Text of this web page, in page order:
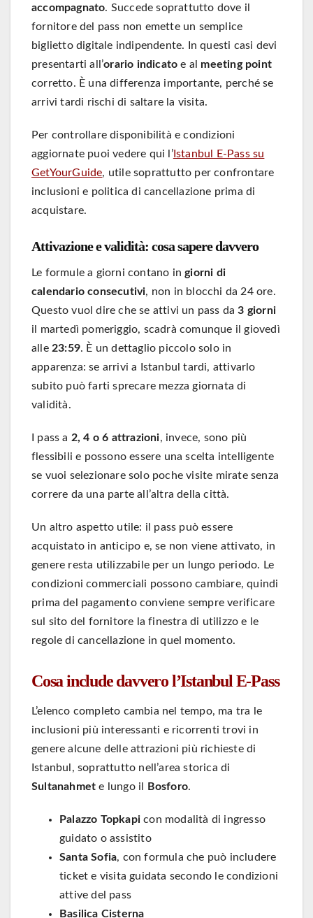
accompagnato. Succede soprattutto dove il
fornitore del pass non emette un semplice
biglietto digitale indipendente. In questi casi devi
presentarti all’orario indicato e al meeting point
corretto. È una differenza importante, perché se
arrivi tardi rischi di saltare la visita.
Per controllare disponibilità e condizioni
aggiornate puoi vedere qui l’Istanbul E-Pass su
GetYourGuide, utile soprattutto per confrontare
inclusioni e politica di cancellazione prima di
acquistare.
Attivazione e validità: cosa sapere davvero
Le formule a giorni contano ingiorni di
calendario consecutivi, non in blocchi da 24 ore.
Questo vuol dire che se attivi un pass da3 giorni
il martedì pomeriggio, scadrà comunque il giovedì
alle 23:59. È un dettaglio piccolo solo in
apparenza: se arrivi a Istanbul tardi, attivarlo
subito può farti sprecare mezza giornata di
validità.
I pass a 2, 4 o 6 attrazioni, invece, sono più
flessibili e possono essere una scelta intelligente
se vuoi selezionare solo poche visite mirate senza
correre da una parte all’altra della città.
Un altro aspetto utile: il pass può essere
acquistato in anticipo e, se non viene attivato, in
genere resta utilizzabile per un lungo periodo. Le
condizioni commerciali possono cambiare, quindi
prima del pagamento conviene sempre verificare
sul sito del fornitore la finestra di utilizzo e le
regole di cancellazione in quel momento.
Cosa include davvero l’Istanbul E-Pass
L’elenco completo cambia nel tempo, ma tra le
inclusioni più interessanti e ricorrenti trovi in
genere alcune delle attrazioni più richieste di
Istanbul, soprattutto nell’area storica di
Sultanahmet e lungo il Bosforo.
Palazzo Topkapi con modalità di ingresso
guidato o assistito
Santa Sofia, con formula che può includere
ticket e visita guidata secondo le condizioni
attive del pass
Basilica Cisterna